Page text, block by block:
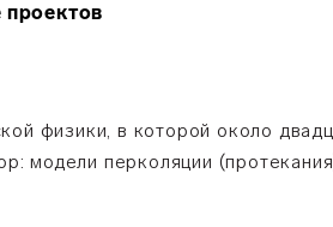
физики, в которой около
модели перколяции